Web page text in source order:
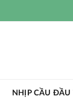
NHỊP CẦU ĐẦU